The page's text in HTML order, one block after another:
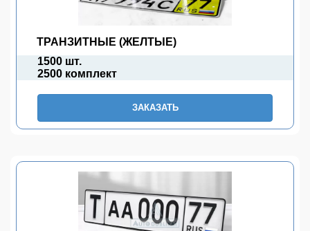
ТРАНЗИТНЫЕ (ЖЕЛТЫЕ)
1500 шт.
2500 комплект
ЗАКАЗАТЬ